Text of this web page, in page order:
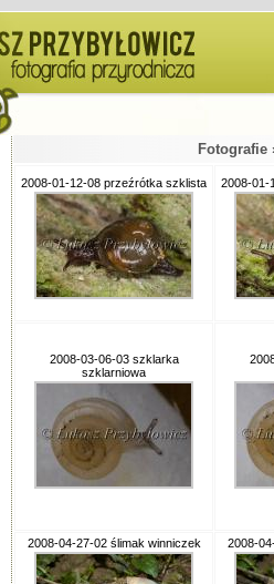
Fotografie
2008-01-12-08 przeźrótka szklista 2008-01-
2008-03-06-03 szklarka
szklarniowa
2008-04-27-02 ślimak winniczek 2008-